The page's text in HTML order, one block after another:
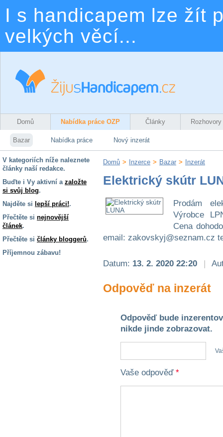
I s handicapem lze žít
velkých věcí...
Domů Nabídka práce OZP Články Rozhovory
Bazar Nabídka práce Nový inzerát
V kategoriích níže naleznete
články naší redakce.
Buďte i Vy aktivní a založte
si svůj blog.
Najděte si lepší práci!.
Přečtěte si nejnovější
článek.
Přečtěte si články bloggerů.
Příjemnou zábavu!
Domů > Inzerce > Bazar > Inzerát
Elektrický skútr
Prodám
Výrobce
Cena
email: zakovskyj@seznam.cz
Datum: 13. 2. 2020 22:20 |
Odpověď na inzerát
Odpověď bude
nikde jinde zobrazovat.
Vaše odpověď *